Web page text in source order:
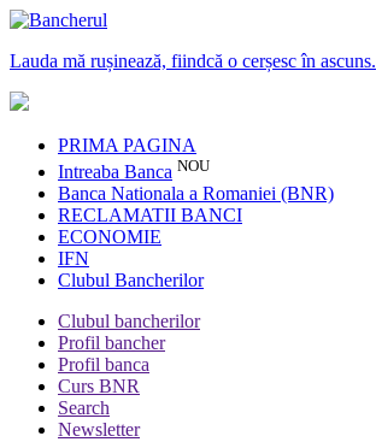
Lauda mă rușinează, fiindcă o cerșesc în ascuns.
PRIMA PAGINA
Intreaba Banca NOU
Banca Nationala a Romaniei (BNR)
RECLAMATII BANCI
ECONOMIE
IFN
Clubul Bancherilor
Clubul bancherilor
Profil bancher
Profil banca
Curs BNR
Search
Newsletter